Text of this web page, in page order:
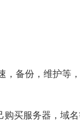
备份，维护等
买服务器，域